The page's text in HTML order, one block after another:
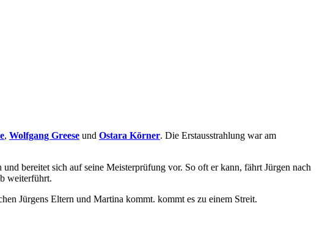
, Wolfgang Greese und Ostara Körner. Die Erstausstrahlung war am
bereitet sich auf seine Meisterprüfung vor. So oft er kann, fährt Jürgen nach
weiterführt.
Jürgens Eltern und Martina kommt. kommt es zu einem Streit.